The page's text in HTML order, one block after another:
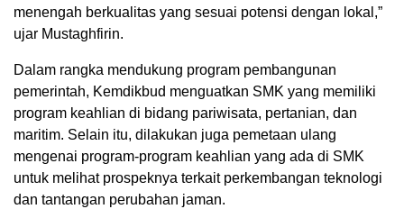
menengah berkualitas yang sesuai potensi dengan lokal,”
ujar Mustaghfirin.
Dalam rangka mendukung program pembangunan
pemerintah, Kemdikbud menguatkan SMK yang memiliki
program keahlian di bidang pariwisata, pertanian, dan
maritim. Selain itu, dilakukan juga pemetaan ulang
mengenai program-program keahlian yang ada di SMK
untuk melihat prospeknya terkait perkembangan teknologi
dan tantangan perubahan jaman.